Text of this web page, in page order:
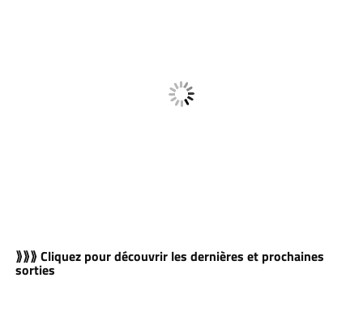
⟫⟫⟫ Cliquez pour découvrir les dernières et prochaines
sorties